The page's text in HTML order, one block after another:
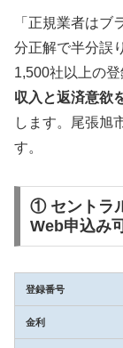
「正規業者は
分正解で半分誤
1,500社以上の登
収入と返済意欲
します。尾張旭
す。
① セントラ
Web申込み
登録番号
金利